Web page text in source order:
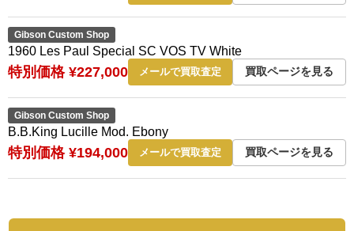
Gibson Custom Shop
1960 Les Paul Special SC VOS TV White
特別価格 ¥227,000 メールで買取査定 買取ページを見る
Gibson Custom Shop
B.B.King Lucille Mod. Ebony
特別価格 ¥194,000 メールで買取査定 買取ページを見る